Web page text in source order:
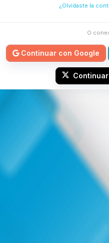
¿Olvidaste la
O
Continuar con Google